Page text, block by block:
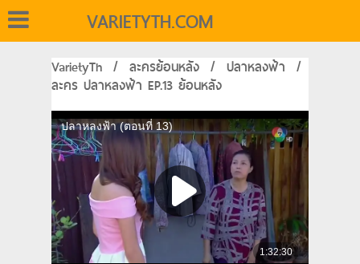
VARIETYTH.COM
VarietyTh / ละครย้อนหลัง / ปลาหลงฟ้า /
ละคร ปลาหลงฟ้า EP.13 ย้อนหลัง